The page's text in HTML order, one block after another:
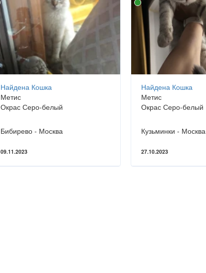
Найдена Кошка
Метис
Окрас Серо-белый
Бибирево - Москва
09.11.2023
Найдена Кошка
Метис
Окрас Серо-белый
Кузьминки - Москва
27.10.2023